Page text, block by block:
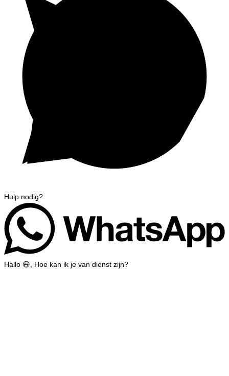
Hulp nodig?
Hallo 😄, Hoe kan ik je van dienst zijn?